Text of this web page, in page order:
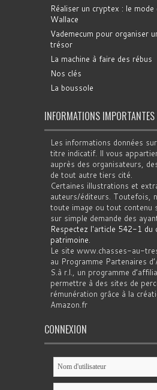
Réaliser un cryptex : le mode
Wallace
Vademecum pour organiser
trésor
La machine à faire des rébus
Nos clés
La boussole
INFORMATIONS IMPORTANTES
Les informations données
titre indicatif. Il vous
auprès des organisateurs,
de tout autre tiers cité.
Certaines illustrations et
auteurs/éditeurs. Toutefois,
toute image ou tout contenu
sur simple demande des
Respectez l'article 542-1 du
patrimoine.
Le site www.chasses-au-
au Programme Partenaires
S.à r.l., un programme
permettre à des sites de
rémunération grâce à la
Amazon.fr
CONNEXION